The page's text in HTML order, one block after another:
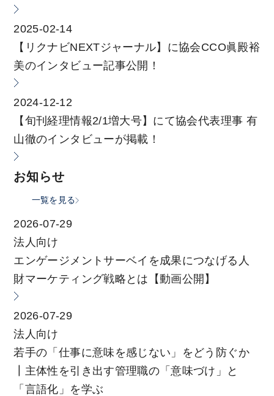
2025-02-14
【リクナビNEXTジャーナル】に協会CCO眞殿裕
美のインタビュー記事公開！
2024-12-12
【旬刊経理情報2/1増大号】にて協会代表理事 有
山徹のインタビューが掲載！
お知らせ
一覧を見る
2026-07-29
法人向け
エンゲージメントサーベイを成果につなげる人
財マーケティング戦略とは【動画公開】
2026-07-29
法人向け
若手の「仕事に意味を感じない」をどう防ぐか
┃主体性を引き出す管理職の「意味づけ」と
「言語化」を学ぶ